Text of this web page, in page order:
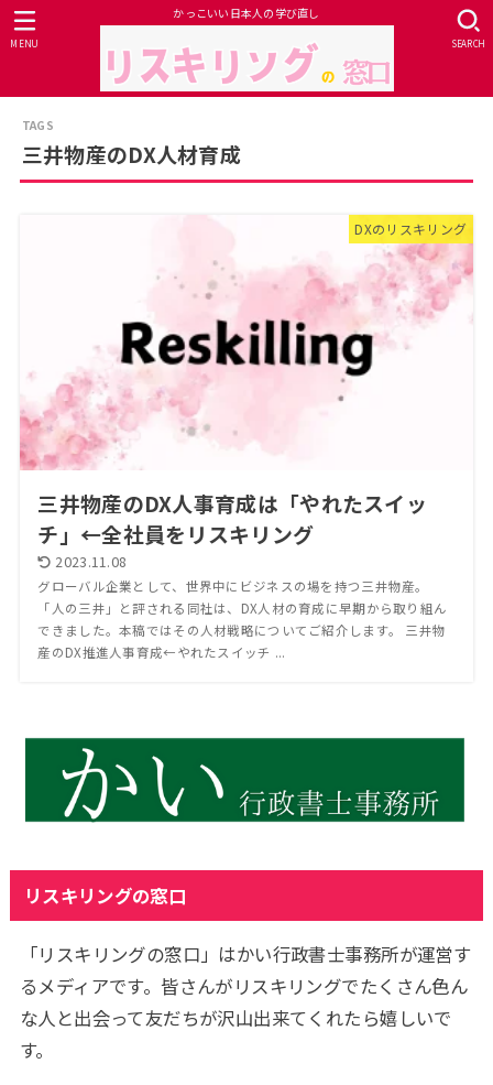
かっこいい日本人の学び直し
SEARCH
MENU
三井物産のDX人材育成
DXのリスキリング
三井物産のDX人事育成は「やれたスイッ
チ」←全社員をリスキリング
2023.11.08
グローバル企業として、世界中にビジネスの場を持つ三井物産。
「人の三井」と評される同社は、DX人材の育成に早期から取り組ん
できました。本稿ではその人材戦略についてご紹介します。 三井物
産のDX推進人事育成←やれたスイッチ ...
リスキリングの窓口
「リスキリングの窓口」はかい行政書士事務所が運営す
るメディアです。皆さんがリスキリングでたくさん色ん
な人と出会って友だちが沢山出来てくれたら嬉しいで
す。